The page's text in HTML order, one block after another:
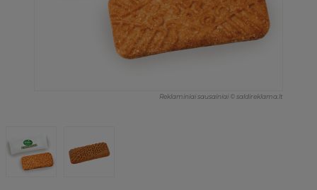
Reklaminiai sausainiai © saldireklama.lt